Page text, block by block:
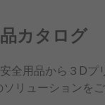
カタログ
全用品から３Dプ
リューションをご